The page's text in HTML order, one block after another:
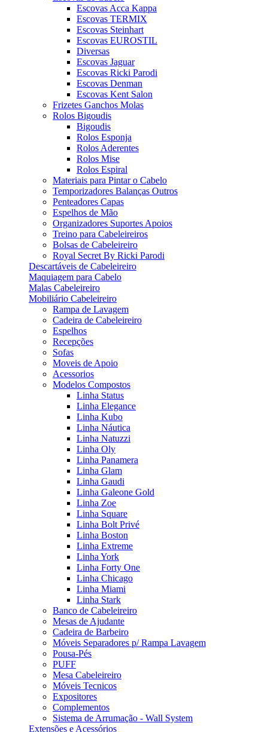
Escovas Acca Kappa
Escovas TERMIX
Escovas Steinhart
Escovas EUROSTIL
Diversas
Escovas Jaguar
Escovas Ricki Parodi
Escovas Denman
Escovas Kent Salon
Frizetes Ganchos Molas
Rolos Bigoudis
Bigoudis
Rolos Esponja
Rolos Aderentes
Rolos Mise
Rolos Espiral
Materiais para Pintar o Cabelo
Temporizadores Balanças Outros
Penteadores Capas
Espelhos de Mão
Organizadores Suportes Apoios
Treino para Cabeleireiros
Bolsas de Cabeleireiro
Royal Secret By Ricki Parodi
Descartáveis de Cabeleireiro
Maquiagem para Cabelo
Malas Cabeleireiro
Mobiliário Cabeleireiro
Rampa de Lavagem
Cadeira de Cabeleireiro
Espelhos
Recepções
Sofas
Moveis de Apoio
Acessorios
Modelos Compostos
Linha Status
Linha Elegance
Linha Kubo
Linha Náutica
Linha Natuzzi
Linha Oly
Linha Panamera
Linha Glam
Linha Gaudi
Linha Galeone Gold
Linha Zoe
Linha Square
Linha Bolt Privé
Linha Boston
Linha Extreme
Linha York
Linha Forty One
Linha Chicago
Linha Miami
Linha Stark
Banco de Cabeleireiro
Mesas de Ajudante
Cadeira de Barbeiro
Móveis Separadores p/ Rampa Lavagem
Pousa-Pés
PUFF
Mesa Cabeleireiro
Móveis Tecnicos
Expositores
Complementos
Sistema de Arrumação - Wall System
Extensões e Acessórios